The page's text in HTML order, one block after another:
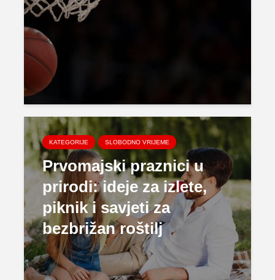
KATEGORIJE SLOBODNO VRIJEME
Prvomajski praznici u
prirodi: ideje za izlete,
piknik i savjeti za
bezbrižan roštilj